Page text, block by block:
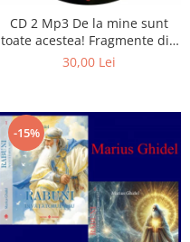
CD 2 Mp3 De la mine sunt
toate acestea! Fragmente din
cărțile lui Marius Ghidel
30,00 Lei
-15%